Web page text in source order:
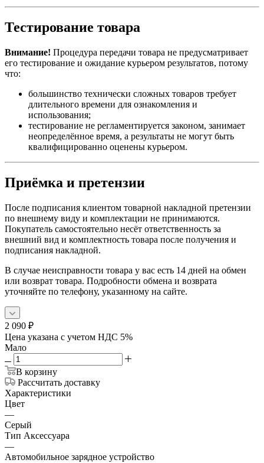
Тестирование товара
Внимание! Процедура передачи товара не предусматривает
его тестирование и ожидание курьером результатов, потому
что:
большинство технически сложных товаров требует
длительного времени для ознакомления и
использования;
тестирование не регламентируется законом, занимает
неопределённое время, а результаты не могут быть
квалифицированно оценены курьером.
Приёмка и претензии
После подписания клиентом товарной накладной претензии
по внешнему виду и комплектации не принимаются.
Покупатель самостоятельно несёт ответственность за
внешний вид и комплектность товара после получения и
подписания накладной.
В случае неисправности товара у вас есть 14 дней на обмен
или возврат товара. Подробности обмена и возврата
уточняйте по телефону, указанному на сайте.
2 090 ₽
Цена указана с учетом НДС 5%
Мало
В корзину
Рассчитать доставку
Характеристики
Цвет
—
Серый
Тип Аксессуара
—
Автомобильное зарядное устройство